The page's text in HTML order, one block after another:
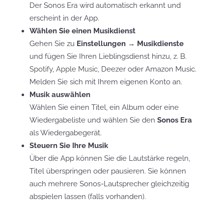
Der Sonos Era wird automatisch erkannt und
erscheint in der App.
Wählen Sie einen Musikdienst
Gehen Sie zu Einstellungen → Musikdienste
und fügen Sie Ihren Lieblingsdienst hinzu, z. B.
Spotify, Apple Music, Deezer oder Amazon Music.
Melden Sie sich mit Ihrem eigenen Konto an.
Musik auswählen
Wählen Sie einen Titel, ein Album oder eine
Wiedergabeliste und wählen Sie den Sonos Era
als Wiedergabegerät.
Steuern Sie Ihre Musik
Über die App können Sie die Lautstärke regeln,
Titel überspringen oder pausieren. Sie können
auch mehrere Sonos-Lautsprecher gleichzeitig
abspielen lassen (falls vorhanden).